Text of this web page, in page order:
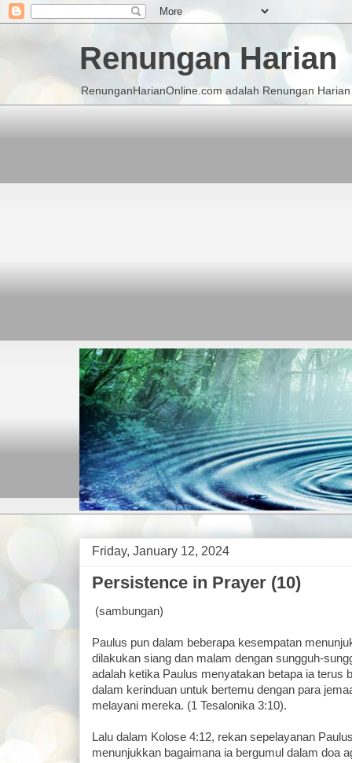
Renungan Harian
RenunganHarianOnline.com adalah Renungan
Friday, January 12, 2024
Persistence in Prayer (10)
(sambungan)
Paulus pun dalam beberapa kesempatan
dilakukan siang dan malam dengan sungguh-
adalah ketika Paulus menyatakan betapa ia terus
dalam kerinduan untuk bertemu dengan para
melayani mereka. (1 Tesalonika 3:10).
Lalu dalam Kolose 4:12, rekan sepelayanan
menunjukkan bagaimana ia bergumul dalam doa